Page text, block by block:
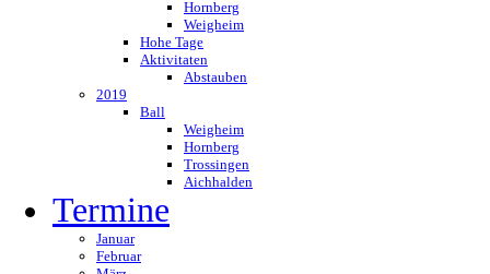
Hornberg
Weigheim
Hohe Tage
Aktivitaten
Abstauben
2019
Ball
Weigheim
Hornberg
Trossingen
Aichhalden
Termine
Januar
Februar